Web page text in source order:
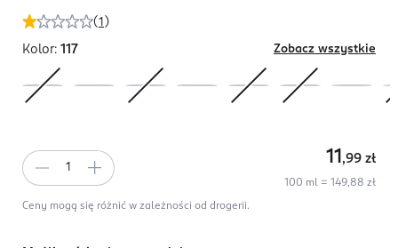
(1 )
Kolor: 117 Zobacz wszystkie
11 ,99 zł
100 ml = 149,88 zł
Ceny mogą się różnić w zależności od drogerii.